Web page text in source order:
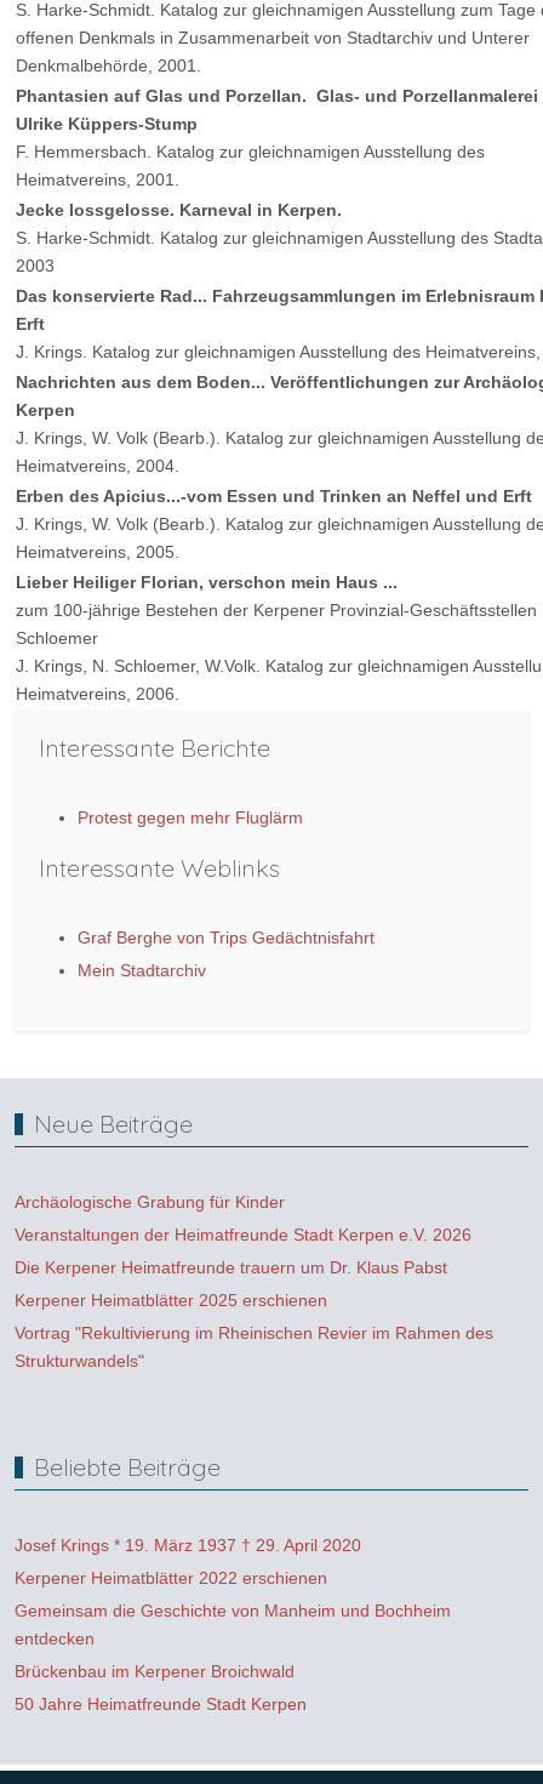
S. Harke-Schmidt. Katalog zur gleichnamigen Ausstellung zum Tage
offenen Denkmals in Zusammenarbeit von Stadtarchiv und Unterer
Denkmalbehörde, 2001.
Phantasien auf Glas und Porzellan. Glas- und Porzellanmalerei
Ulrike Küppers-Stump
F. Hemmersbach. Katalog zur gleichnamigen Ausstellung des
Heimatvereins, 2001.
Jecke lossgelosse. Karneval in Kerpen.
S. Harke-Schmidt. Katalog zur gleichnamigen Ausstellung des
2003
Das konservierte Rad... Fahrzeugsammlungen im Erlebnisraum
Erft
J. Krings. Katalog zur gleichnamigen Ausstellung des
Nachrichten aus dem Boden... Veröffentlichungen zur
Kerpen
J. Krings, W. Volk (Bearb.). Katalog zur gleichnamigen Ausstellung
Heimatvereins, 2004.
Erben des Apicius...-vom Essen und Trinken an Neffel und Erft
J. Krings, W. Volk (Bearb.). Katalog zur gleichnamigen Ausstellung
Heimatvereins, 2005.
Lieber Heiliger Florian, verschon mein Haus ...
zum 100-jährige Bestehen der Kerpener Provinzial-Geschäftsstellen
Schloemer
J. Krings, N. Schloemer, W.Volk. Katalog zur gleichnamigen
Heimatvereins, 2006.
Interessante Berichte
Protest gegen mehr Fluglärm
Interessante Weblinks
Graf Berghe von Trips Gedächtnisfahrt
Mein Stadtarchiv
Neue Beiträge
Archäologische Grabung für Kinder
Veranstaltungen der Heimatfreunde Stadt Kerpen e.V. 2026
Die Kerpener Heimatfreunde trauern um Dr. Klaus Pabst
Kerpener Heimatblätter 2025 erschienen
Vortrag "Rekultivierung im Rheinischen Revier im Rahmen des
Strukturwandels"
Beliebte Beiträge
Josef Krings * 19. März 1937 † 29. April 2020
Kerpener Heimatblätter 2022 erschienen
Gemeinsam die Geschichte von Manheim und Bochheim
entdecken
Brückenbau im Kerpener Broichwald
50 Jahre Heimatfreunde Stadt Kerpen